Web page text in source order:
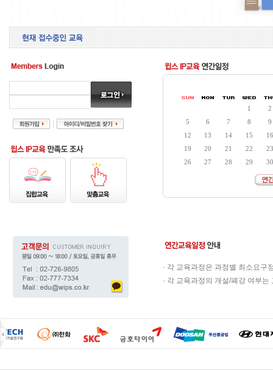
1
2
5
6 7 8
9
12
13 14 15
16
19
20 21 22
23
26
27 28 29 30
· 각 교육과정은 과정별 최소요구
· 각 교육과정의 개설/폐강 여부